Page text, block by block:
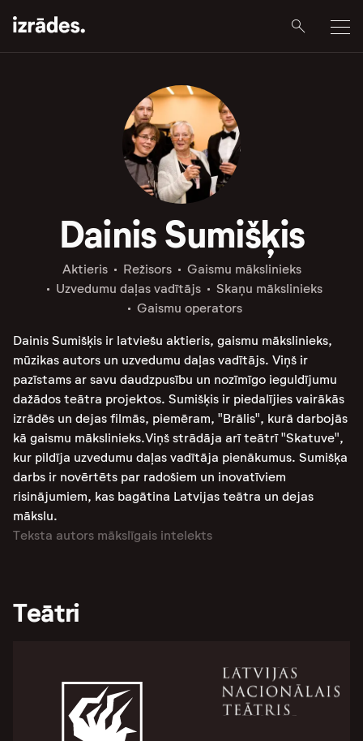
Dainis Sumišķis
Aktieris Režisors
Gaismu mākslinieks
Uzvedumu daļas vadītājs
Skaņu mākslinieks
Gaismu operators
Dainis Sumišķis ir latviešu aktieris, gaismu mākslinieks,
mūzikas autors un uzvedumu daļas vadītājs. Viņš ir
pazīstams ar savu daudzpusību un nozīmīgo ieguldījumu
dažādos teātra projektos. Sumišķis ir piedalījies vairākās
izrādēs un dejas filmās, piemēram, "Brālis", kurā darbojās
kā gaismu mākslinieks​.Viņš strādāja arī teātrī "Skatuve",
kur pildīja uzvedumu daļas vadītāja pienākumus​​. Sumišķa
darbs ir novērtēts par radošiem un inovatīviem
risinājumiem, kas bagātina Latvijas teātra un dejas
mākslu.
Teksta autors mākslīgais intelekts
Teātri